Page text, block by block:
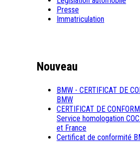
Presse
Immatriculation
Nouveau
BMW - CERTIFICAT DE
BMW
CERTIFICAT DE
Service homologation
et France
Certificat de conformité